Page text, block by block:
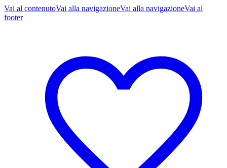
Vai al contenutoVai alla navigazioneVai alla navigazioneVai al
footer